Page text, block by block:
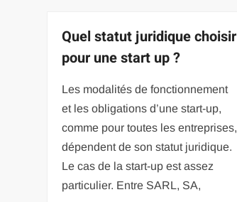
Quel statut juridique choisir
pour une start up ?
Les modalités de fonctionnement
et les obligations d’une start-up,
comme pour toutes les entreprises,
dépendent de son statut juridique.
Le cas de la start-up est assez
particulier. Entre SARL, SA,